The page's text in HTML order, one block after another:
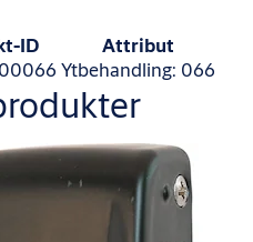
ID
Attribut
Ytbehandling: 066